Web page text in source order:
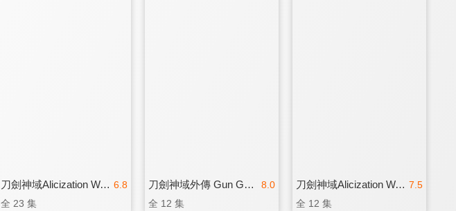
6.8
刀劍神域Alicization War of Underworld PART2
全 23 集
8.0
刀劍神域外傳 Gun Gale Online II
全 12 集
7.5
刀劍神域Alicization War of Underworld(國)
全 12 集